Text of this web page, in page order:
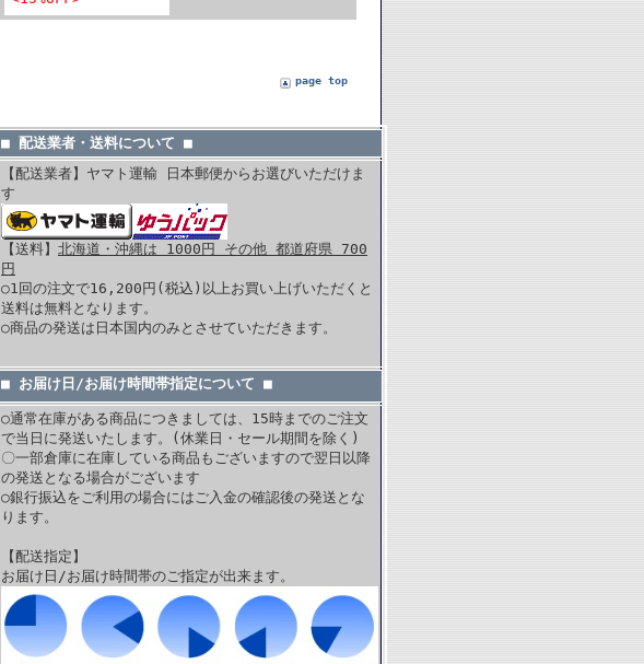
page top
■ 配送業者・送料について ■
【配送業者】ヤマト運輸 日本郵便からお選びいただけま
す
【送料】 北海道・沖縄は 1000円 その他 都道府県 700
円
○1回の注文で16,200円(税込)以上お買い上げいただくと
送料は無料となります。
○商品の発送は日本国内のみとさせていただきます。
■ お届け日/お届け時間帯指定について ■
○通常在庫がある商品につきましては、15時までのご注文
で当日に発送いたします。(休業日・セール期間を除く)
〇一部倉庫に在庫している商品もございますので翌日以降
の発送となる場合がございます
○銀行振込をご利用の場合にはご入金の確認後の発送とな
ります。
【配送指定】
お届け日/お届け時間帯のご指定が出来ます。